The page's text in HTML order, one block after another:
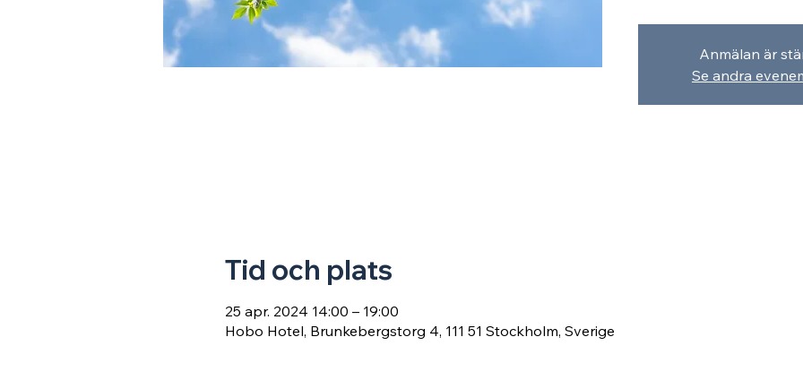
Anmälan är
Se andra
Tid och plats
25 apr. 2024 14:00 – 19:00
Hobo Hotel, Brunkebergstorg 4, 111 51 Stockholm, Sverige